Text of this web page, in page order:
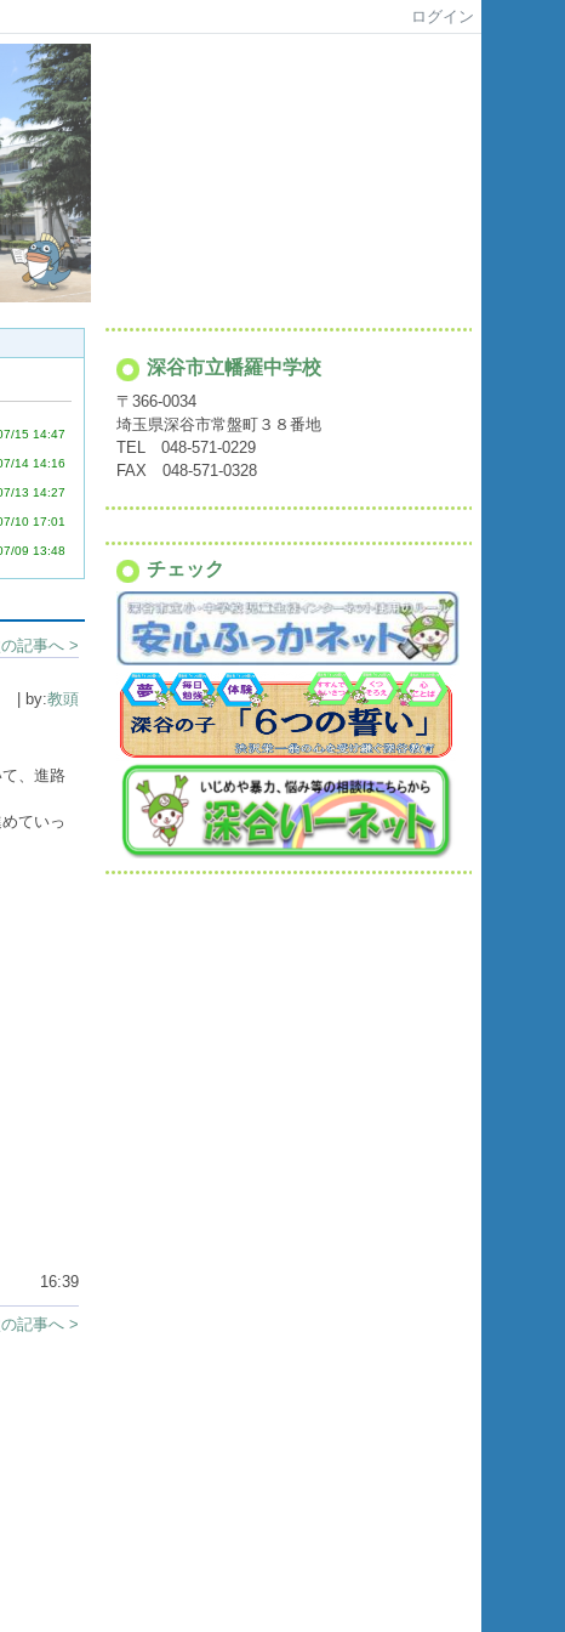
ログイン
15 14:47
14 14:16
13 14:27
10 17:01
09 13:48
記事へ >
| by:教頭
、進路
ていっ
16:39
記事へ >
深谷市立幡羅中学校
〒366-0034
埼玉県深谷市常盤町３８番地
TEL 048-571-0229
FAX 048-571-0328
チェック